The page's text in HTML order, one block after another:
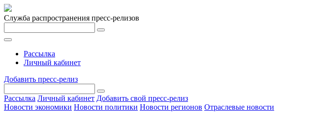
Служба распространения пресс-релизов
Рассылка
Личный кабинет
Добавить пресс-релиз
Рассылка Личный кабинет Добавить свой пресс-релиз
Новости экономики Новости политики Новости регионов Отраслевые новости